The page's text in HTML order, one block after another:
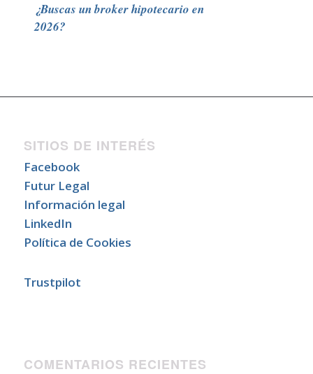
¿Buscas un broker hipotecario en
2026?
SITIOS DE INTERÉS
Facebook
Futur Legal
Información legal
LinkedIn
Política de Cookies
Trustpilot
COMENTARIOS RECIENTES